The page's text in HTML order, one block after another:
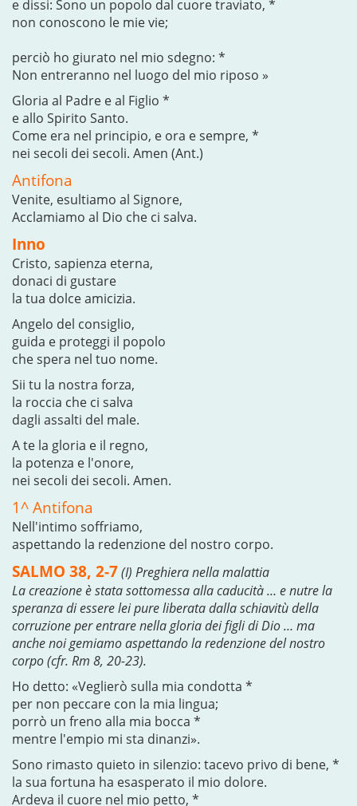
e dissi: Sono un popolo dal cuore traviato, *
non conoscono le mie vie;
perciò ho giurato nel mio sdegno: *
Non entreranno nel luogo del mio riposo »
Gloria al Padre e al Figlio *
e allo Spirito Santo.
Come era nel principio, e ora e sempre, *
nei secoli dei secoli. Amen (Ant.)
Antifona
Venite, esultiamo al Signore,
Acclamiamo al Dio che ci salva.
Inno
Cristo, sapienza eterna,
donaci di gustare
la tua dolce amicizia.
Angelo del consiglio,
guida e proteggi il popolo
che spera nel tuo nome.
Sii tu la nostra forza,
la roccia che ci salva
dagli assalti del male.
A te la gloria e il regno,
la potenza e l'onore,
nei secoli dei secoli. Amen.
1^ Antifona
Nell'intimo soffriamo,
aspettando la redenzione del nostro corpo.
SALMO 38, 2-7(I) Preghiera nella malattia
La creazione è stata sottomessa alla caducità … e nutre la
speranza di essere lei pure liberata dalla schiavitù della
corruzione per entrare nella gloria dei figli di Dio … ma
anche noi gemiamo aspettando la redenzione del nostro
corpo (cfr. Rm 8, 20-23).
Ho detto: «Veglierò sulla mia condotta *
per non peccare con la mia lingua;
porrò un freno alla mia bocca *
mentre l'empio mi sta dinanzi».
Sono rimasto quieto in silenzio: tacevo privo di bene, *
la sua fortuna ha esasperato il mio dolore.
Ardeva il cuore nel mio petto, *